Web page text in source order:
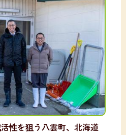
性を狙う八雲町、北海道